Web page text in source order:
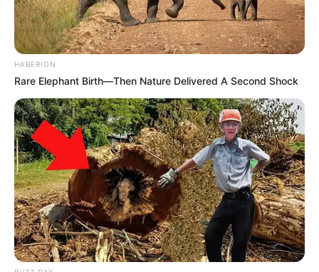
HABERION
Rare Elephant Birth—Then Nature Delivered A Second Shock